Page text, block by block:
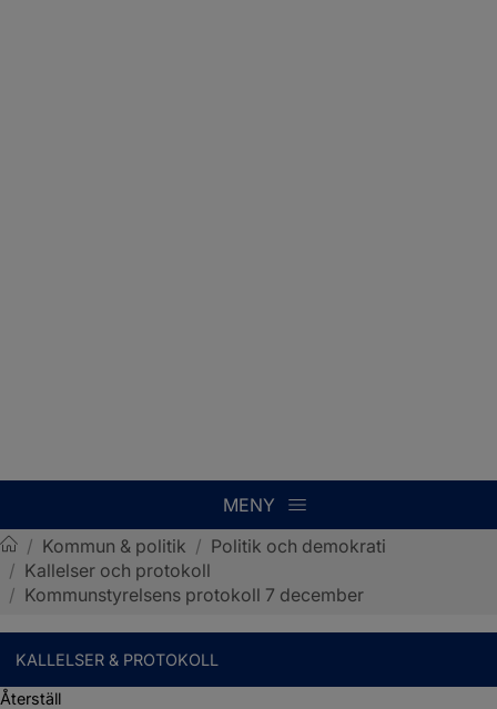
MENY
Sotenäs kommun
/ Kommun & politik / Politik och demokrati
/ Kallelser och protokoll
/ Kommunstyrelsens protokoll 7 december
KALLELSER & PROTOKOLL
Återställ